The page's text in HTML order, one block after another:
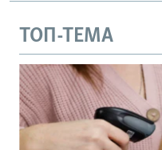
ТОП-ТЕМА